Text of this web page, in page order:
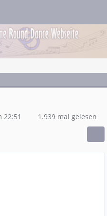
22:51 1.939 mal gelesen